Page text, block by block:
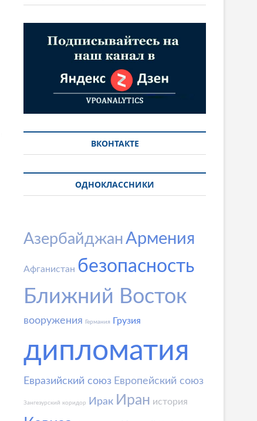
ВКОНТАКТЕ
ОДНОКЛАССНИКИ
АзербайджанАрмения
Афганистан безопасность
Ближний Восток
вооружения Германия Грузия
дипломатия
Евразийский союз Европейский союз
Зангезурский коридор Ирак Иран история